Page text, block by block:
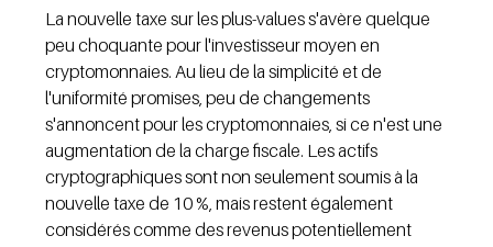
La nouvelle taxe sur les plus-values s'avère quelque
peu choquante pour l'investisseur moyen en
cryptomonnaies. Au lieu de la simplicité et de
l'uniformité promises, peu de changements
s'annoncent pour les cryptomonnaies, si ce n'est une
augmentation de la charge fiscale. Les actifs
cryptographiques sont non seulement soumis à la
nouvelle taxe de 10 %, mais restent également
considérés comme des revenus potentiellement